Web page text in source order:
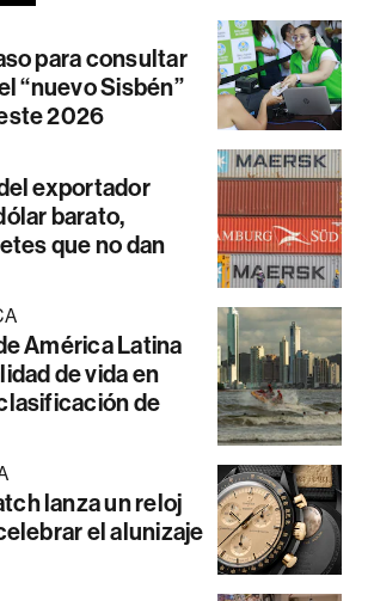
para consultar
“nuevo Sisbén”
2026
exportador
barato,
que no dan
América Latina
de vida en
de
lanza un reloj
el alunizaje